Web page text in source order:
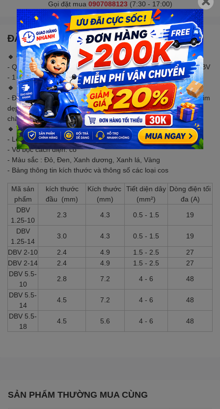
Gọi đặt mua 0907088123 (7:30 - 17:00)
ĐẶC ĐIỂM NỔI BẬT
🔹 CHÚ Ý
- Quy cách đặt hàng :(50 cái) Đầu Cos pin dẹp, đầu kim dẹp DBV
- 1 gói nó có 50 cái loại Đầu Cos pin dẹp, đầu kim dẹp DBV
🔹 MÔ TẢ SẢN PHẨM
- Đầu cos pin dẹp, còn được gọi là đầu cos kim dẹp hoặc cos kim
dẹp, là một loại phụ kiện điện dùng để kết nối dây điện với các
chân cắm hoặc thiết bị điện khác.
🔹 THÔNG SỐ KỸ THUẬT
- Loại : Đầu Cos pin dẹp
- Vỏ bọc cách điện: có
- Màu sắc : Đỏ, Đen, Xanh dương, Xanh lá, Vàng
- Bảng thông tin kích thước và thông số các loại cos
Mã sản
phẩm
kích thước
đầu (mm)
Kích thước
(mm)
Tiết diện dây
(mm²)
Dòng điện tối
đa (A)
DBV
1.25-10
2.3 4.3 0.5 - 1.5
19
DBV
1.25-14
3.0 4.3 0.5 - 1.5
19
DBV 2-10
2.4 4.9 1.5 - 2.5
27
DBV 2-14
2.4 4.9 1.5 - 2.5
27
DBV 5.5-
10
2.8 7.2 4 - 6
48
DBV 5.5-
14
4.5 7.2 4 - 6
48
DBV 5.5-
18
4.5 5.6 4 - 6 48
SẢN PHẨM THƯỜNG MUA CÙNG